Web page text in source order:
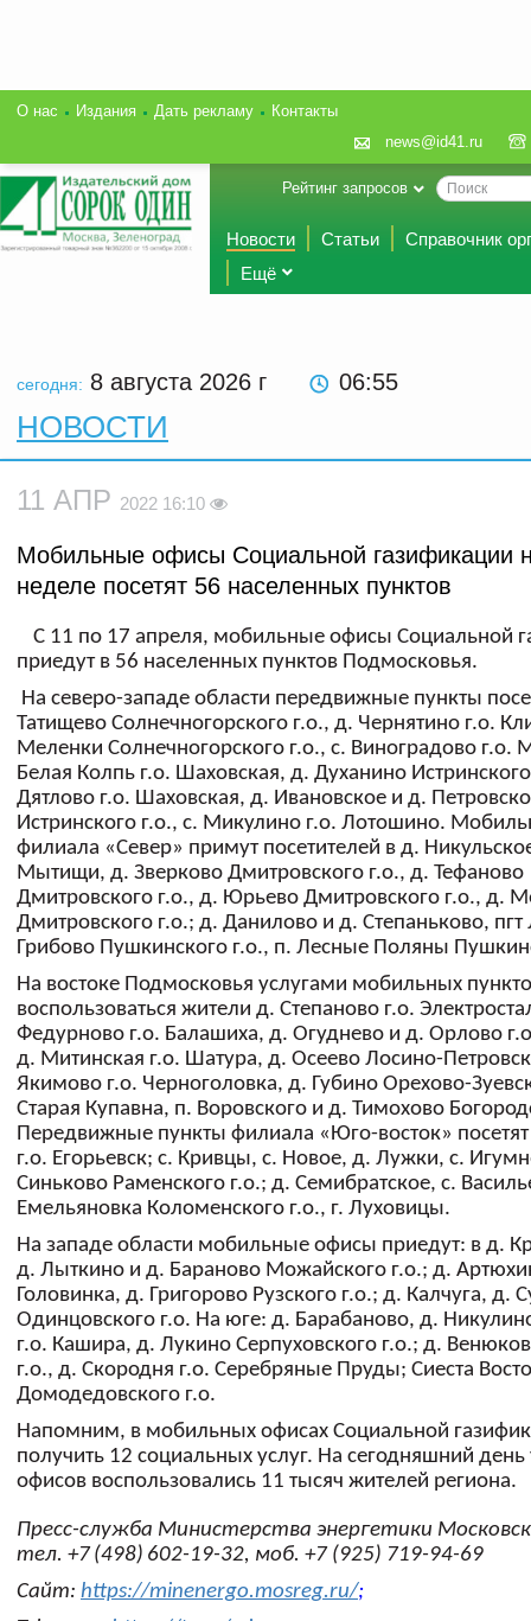
О нас Издания Дать рекламу
Контакты
news@id41.ru
Рейтинг запросов
Новости Статьи
Справочник
Ещё
сегодня: 8 августа 2026 г 06:55
НОВОСТИ
11 АПР 2022 16:10
Мобильные офисы Социальной газификации
неделе посетят 56 населенных пунктов
С 11 по 17 апреля, мобильные офисы Социальной
приедут в 56 населенных пунктов Подмосковья.
На северо-западе области передвижные пункты
Татищево Солнечногорского г.о., д. Чернятино г.о.
Меленки Солнечногорского г.о., с. Виноградово г.о.
Белая Колпь г.о. Шаховская, д. Духанино
Дятлово г.о. Шаховская, д. Ивановское и д.
Истринского г.о., с. Микулино г.о. Лотошино.
филиала «Север» примут посетителей в д.
Мытищи, д. Зверково Дмитровского г.о., д. Тефаново
Дмитровского г.о., д. Юрьево Дмитровского г.о., д.
Дмитровского г.о.; д. Данилово и д. Степаньково,
Грибово Пушкинского г.о., п. Лесные Поляны
На востоке Подмосковья услугами мобильных
воспользоваться жители д. Степаново г.о.
Федурново г.о. Балашиха, д. Огуднево и д. Орлово
д. Митинская г.о. Шатура, д. Осеево Лосино-
Якимово г.о. Черноголовка, д. Губино Орехово-
Старая Купавна, п. Воровского и д. Тимохово
Передвижные пункты филиала «Юго-восток»
г.о. Егорьевск; с. Кривцы, с. Новое, д. Лужки, с.
Синьково Раменского г.о.; д. Семибратское, с.
Емельяновка Коломенского г.о., г. Луховицы.
На западе области мобильные офисы приедут: в д.
д. Лыткино и д. Бараново Можайского г.о.; д.
Головинка, д. Григорово Рузского г.о.; д. Калчуга, д.
Одинцовского г.о. На юге: д. Барабаново, д.
г.о. Кашира, д. Лукино Серпуховского г.о.; д.
г.о., д. Скородня г.о. Серебряные Пруды; Сиеста
Домодедовского г.о.
Напомним, в мобильных офисах Социальной
получить 12 социальных услуг. На сегодняшний день
офисов воспользовались 11 тысяч жителей региона.
Пресс-служба Министерства энергетики
тел. +7 (498) 602-19-32, моб. +7 (925) 719-94-69
Сайт: https://minenergo.mosreg.ru/;